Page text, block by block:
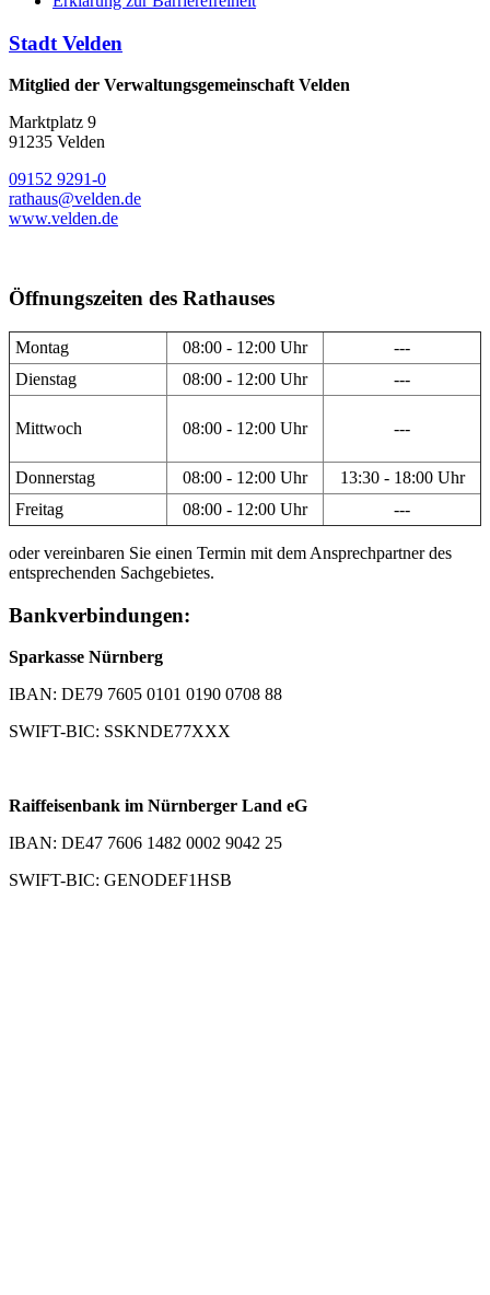
Stadt Velden
Mitglied der Verwaltungsgemeinschaft Velden
Marktplatz 9
91235 Velden
09152 9291-0
rathaus@velden.de
www.velden.de
Öffnungszeiten des Rathauses
Montag 08:00 - 12:00 Uhr
---
Dienstag
08:00 - 12:00 Uhr ---
Mittwoch 08:00 - 12:00 Uhr ---
Donnerstag 08:00 - 12:00 Uhr
13:30 - 18:00 Uhr
Freitag
08:00 - 12:00 Uhr ---
oder vereinbaren Sie einen Termin mit dem Ansprechpartner des
entsprechenden Sachgebietes.
Bankverbindungen:
Sparkasse Nürnberg
IBAN: DE79 7605 0101 0190 0708 88
SWIFT-BIC: SSKNDE77XXX
Raiffeisenbank im Nürnberger Land eG
IBAN: DE47 7606 1482 0002 9042 25
SWIFT-BIC: GENODEF1HSB